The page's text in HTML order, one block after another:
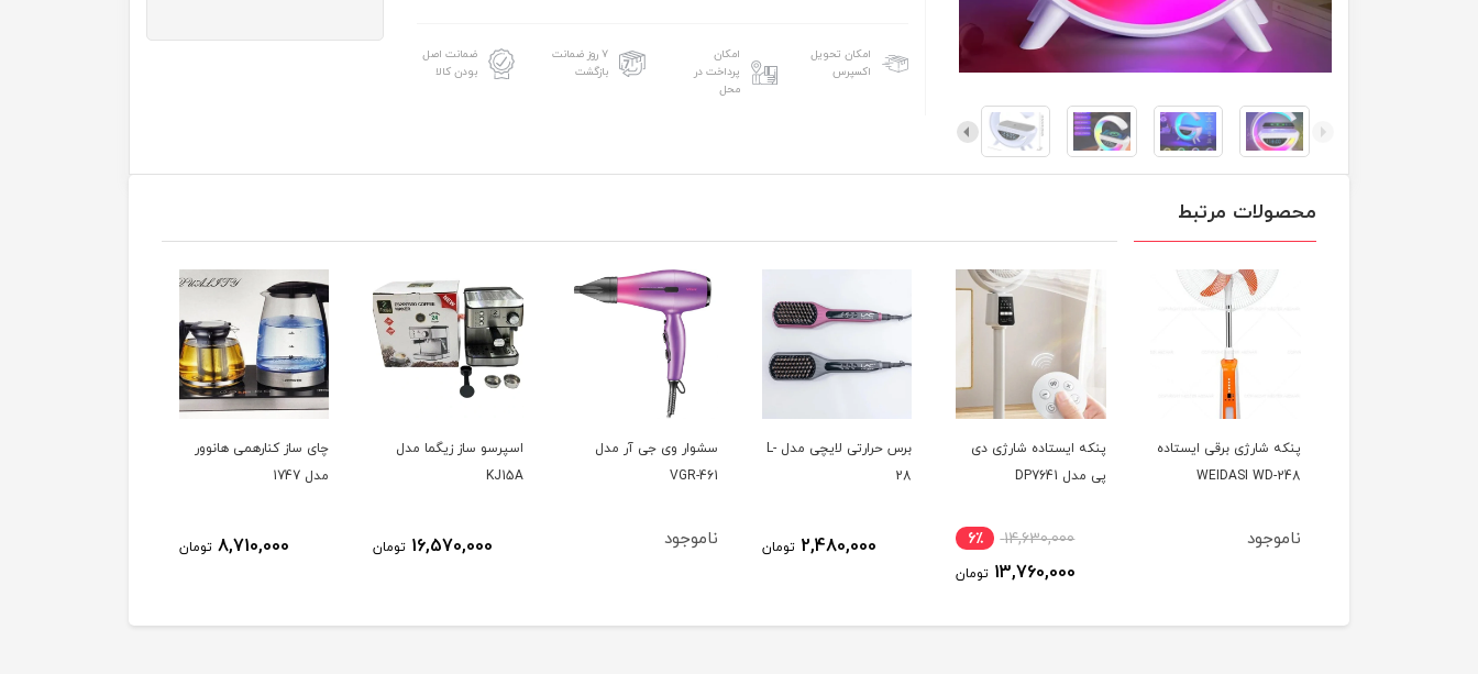
امکان تحویل
اکسپرس
امکان
پرداخت در
محل
۷ روز ضمانت
بازگشت
ضمانت اصل
بودن کالا
محصولات مرتبط
پنکه ایستاده شارژی دی
پی مدل DP7641
14,630,000
28
2,480,000 تومان
سشوار وی جی آر مدل
VGR-461
ناموجود
اسپرسو ساز زیگما مدل
KJ15A
16,570,000
چای ساز کنارهمی هانوور
مدل 1747
8,710,000 تومان
آبسردکن توشیبا مدل
RWF-W1766TU(K)
ناموجود